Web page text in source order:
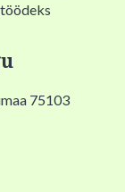
75103